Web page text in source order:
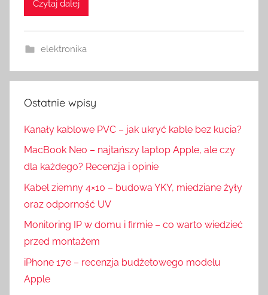
Czytaj dalej
elektronika
Ostatnie wpisy
Kanały kablowe PVC – jak ukryć kable bez kucia?
MacBook Neo – najtańszy laptop Apple, ale czy
dla każdego? Recenzja i opinie
Kabel ziemny 4×10 – budowa YKY, miedziane żyły
oraz odporność UV
Monitoring IP w domu i firmie – co warto wiedzieć
przed montażem
iPhone 17e – recenzja budżetowego modelu
Apple